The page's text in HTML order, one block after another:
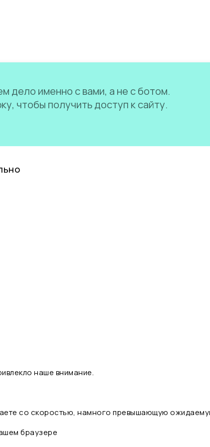
дело именно с вами, а не с ботом.
чтобы получить доступ к сайту.
наше внимание.
со скоростью, намного превышающую
браузере